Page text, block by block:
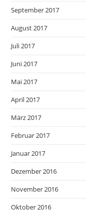
September 2017
August 2017
Juli 2017
Juni 2017
Mai 2017
April 2017
März 2017
Februar 2017
Januar 2017
Dezember 2016
November 2016
Oktober 2016